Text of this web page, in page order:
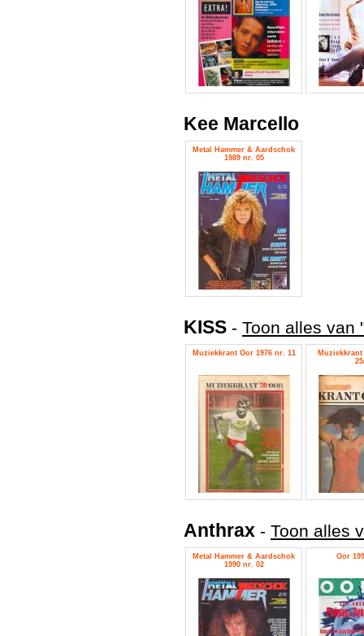
Kee Marcello
Metal Hammer & Aardschok
1989 nr. 05
KISS - Toon alles van
Muziekkrant Oor 1976 nr. 11
Anthrax - Toon alles
Metal Hammer & Aardschok
1990 nr. 02
Oor